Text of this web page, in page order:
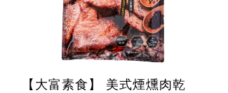
【大富素食】 美式煙燻肉乾